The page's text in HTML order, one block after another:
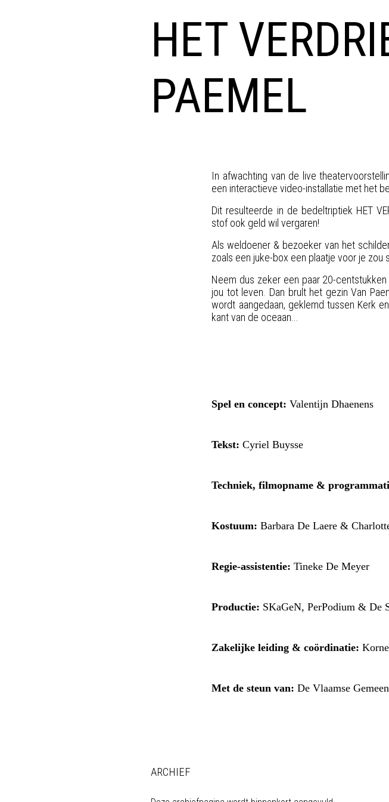
HET
PAEMEL
In afwachting van de live
een interactieve video-installatie met het
Dit resulteerde in de bedeltriptiek HET
stof ook geld wil vergaren!
Als weldoener & bezoeker van het
zoals een juke-box een plaatje voor je zou
Neem dus zeker een paar 20-
jou tot leven. Dan brult het gezin Van
wordt aangedaan, geklemd tussen Kerk
kant van de oceaan...
Spel en concept: Valentijn Dhaenens
Tekst: Cyriel Buysse
Techniek, filmopname &
Kostuum:Barbara De Laere &
Regie-assistentie: Tineke De Meyer
Productie: SKaGeN, PerPodium & De
Zakelijke leiding & coördinatie:
Met de steun van: De Vlaamse
ARCHIEF